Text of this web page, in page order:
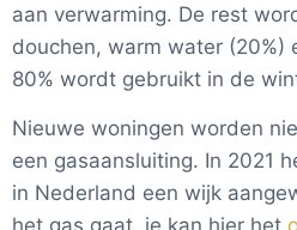
aan verwarming. De rest
douchen, warm water (20%)
80% wordt gebruikt in de
Nieuwe woningen worden
een gasaansluiting. In 2021
in Nederland een wijk
het gas gaat, je kan hier het